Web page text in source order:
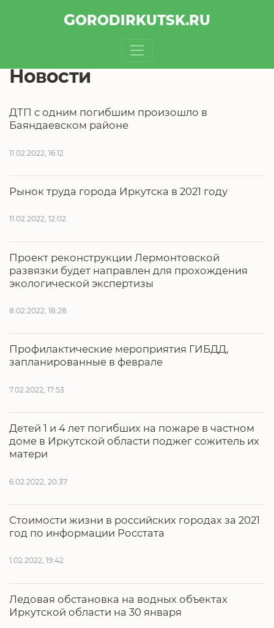
GORODIRKUTSK.RU
Новости
ДТП с одним погибшим произошло в
Баяндаевском районе
11.02.2022, 16:12
Рынок труда города Иркутска в 2021 году
11.02.2022, 12:02
Проект реконструкции Лермонтовской
развязки будет направлен для прохождения
экологической экспертизы
8.02.2022, 18:28
Профилактические мероприятия ГИБДД,
запланированные в феврале
7.02.2022, 17:53
Детей 1 и 4 лет погибших на пожаре в частном
доме в Иркутской области поджег сожитель их
матери
6.02.2022, 20:37
Стоимости жизни в российских городах за 2021
год по информации Росстата
1.02.2022, 19:42
Ледовая обстановка на водных объектах
Иркутской области на 30 января